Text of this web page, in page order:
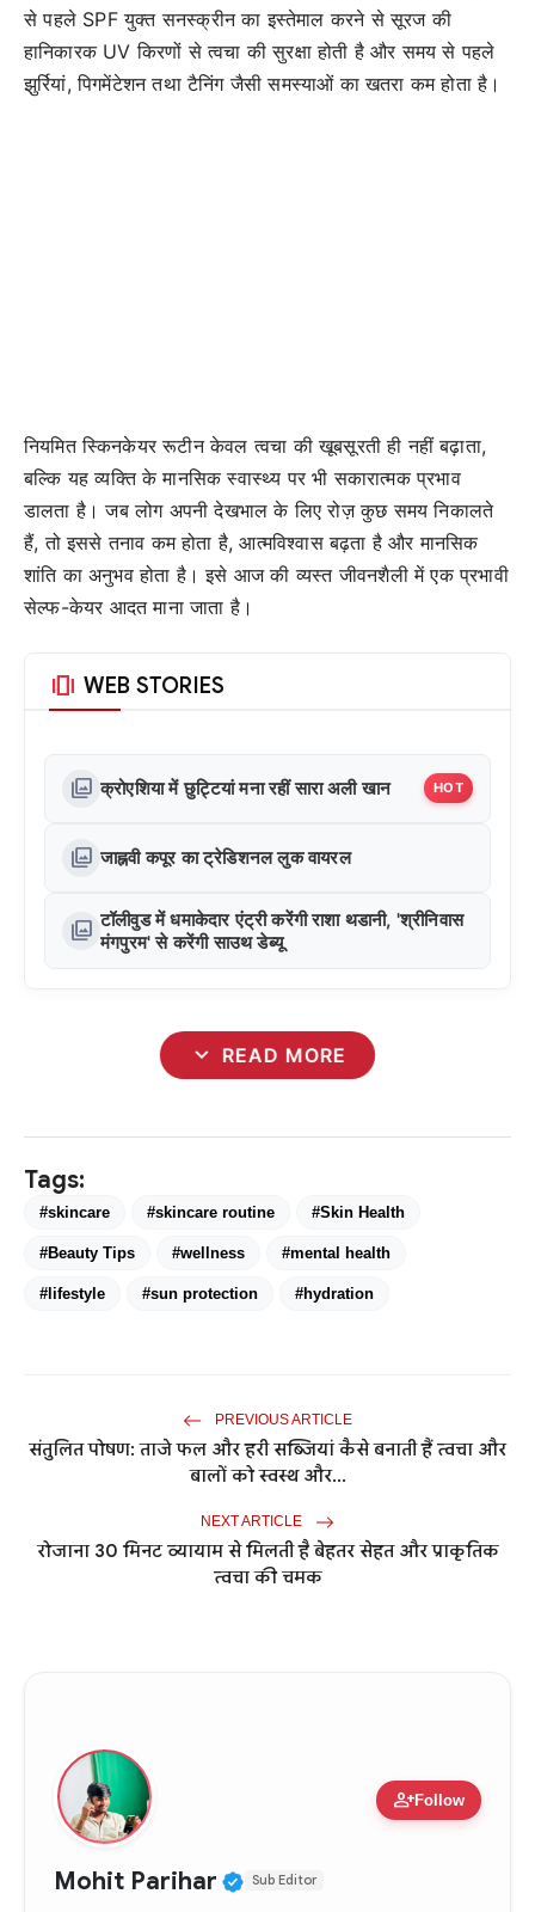
से पहले SPF युक्त सनस्क्रीन का इस्तेमाल करने से सूरज की
हानिकारक UV किरणों से त्वचा की सुरक्षा होती है और समय से पहले
झुर्रियां, पिगमेंटेशन तथा टैनिंग जैसी समस्याओं का खतरा कम होता है।
नियमित स्किनकेयर रूटीन केवल त्वचा की खूबसूरती ही नहीं बढ़ाता,
बल्कि यह व्यक्ति के मानसिक स्वास्थ्य पर भी सकारात्मक प्रभाव
डालता है। जब लोग अपनी देखभाल के लिए रोज़ कुछ समय निकालते
हैं, तो इससे तनाव कम होता है, आत्मविश्वास बढ़ता है और मानसिक
शांति का अनुभव होता है। इसे आज की व्यस्त जीवनशैली में एक प्रभावी
सेल्फ-केयर आदत माना जाता है।
amp_stories WEB STORIES
photo_library क्रोएशिया में छुट्टियां मना रहीं सारा अली खान HOT
photo_library जाह्नवी कपूर का ट्रेडिशनल लुक वायरल
photo_library टॉलीवुड में धमाकेदार एंट्री करेंगी राशा थडानी, 'श्रीनिवास
मंगपुरम' से करेंगी साउथ डेब्यू
expand_more READ MORE
Tags:
#skincare #skincare routine #Skin Health
#Beauty Tips #wellness #mental health
#lifestyle #sun protection #hydration
PREVIOUS ARTICLE
संतुलित पोषण: ताजे फल और हरी सब्जियां कैसे बनाती हैं त्वचा और
बालों को स्वस्थ और...
NEXT ARTICLE
रोजाना 30 मिनट व्यायाम से मिलती है बेहतर सेहत और प्राकृतिक
त्वचा की चमक
person_addFollow
Mohit Parihar Verified Public Figure •
Sub Editor